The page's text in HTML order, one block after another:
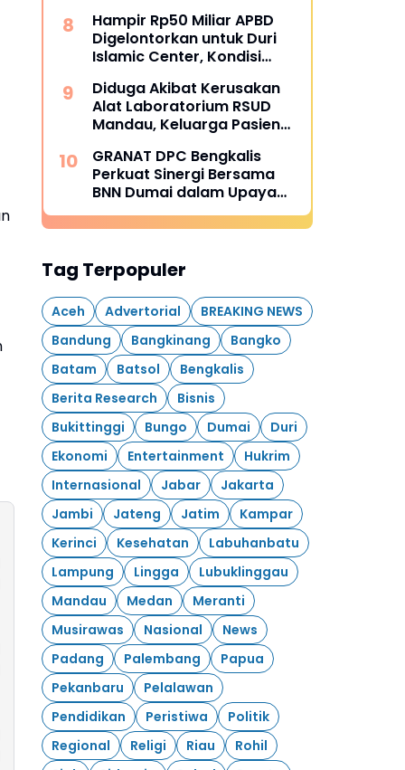
Hampir Rp50 Miliar APBD
Digelontorkan untuk Duri
Islamic Center, Kondisi
Publik.
Diduga Akibat Kerusakan
Alat Laboratorium RSUD
Mandau, Keluarga Pasien
Anak Usai Operasi di RS
Thursina, Meski
Membutuhkan Transfusi
Darah
GRANAT DPC Bengkalis
Perkuat Sinergi Bersama
BNN Dumai dalam Upaya
Pencegahan Narkotika
Tag Terpopuler
Aceh Advertorial
BREAKING NEWS
Bandung
Bangkinang
Bangko
Batam
Batsol
Bengkalis
Berita Research
Bisnis
Bukittinggi
Bungo Dumai
Duri
Ekonomi
Entertainment
Hukrim
Internasional
Jabar
Jakarta
Jambi
Jateng Jatim
Kampar
Kerinci
Kesehatan
Labuhanbatu
Lampung
Lingga
Lubuklinggau
Mandau
Medan
Meranti
Musirawas
Nasional
News
Padang
Palembang
Papua
Pekanbaru
Pelalawan
Pendidikan
Peristiwa
Politik
Regional
Religi Riau
Rohil